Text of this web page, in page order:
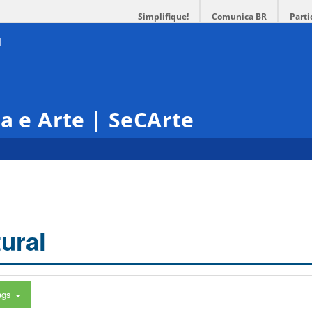
Simplifique! Comunica BR
e Arte | SeCArte